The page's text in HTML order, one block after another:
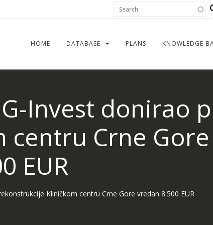
Search
form
HOME DATABASE PLANS KNOWLEDGE
Invest donirao
Crne
EUR
Kliničkom centru Crne Gore vredan 8.500 EUR